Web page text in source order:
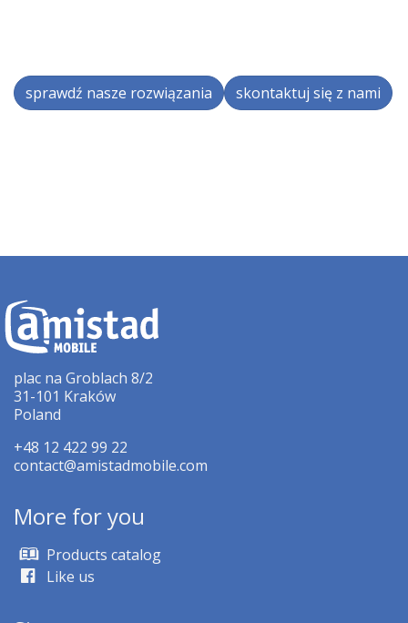
sprawdź nasze rozwiązania skontaktuj się z nami
plac na Groblach 8/2
31-101 Kraków
Poland
+48 12 422 99 22
contact@amistadmobile.com
More for you
Products catalog
Like us